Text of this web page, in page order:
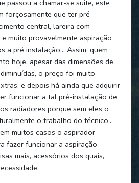
passou a chamar-se suite, este
forçosamente que ter pré
central, lareira com
muito provavelmente aspiração
a pré instalação… Assim, quem
hoje, apesar das dimensões de
o preço foi muito
e depois há ainda que adquirir
funcionar a tal pré-instalação de
radiadores porque sem eles o
o trabalho do técnico…
muitos casos o aspirador
fazer funcionar a aspiração
mais, acessórios dos quais,